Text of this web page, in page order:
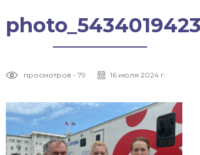
просмотров - 79 16 июля 2024 г.